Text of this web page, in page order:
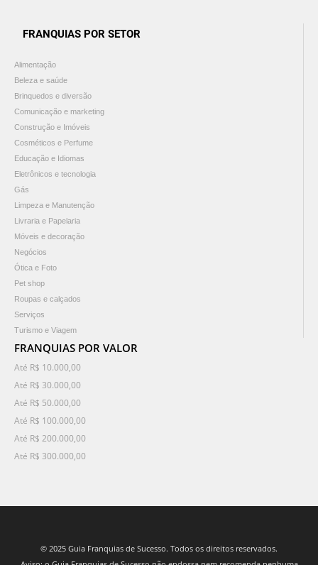
FRANQUIAS POR SETOR
Alimentação
Beleza e saúde
Brinquedos e diversão
Comunicação e marketing
Construção e Imóveis
Cosméticos e Perfume
Educação e Idiomas
Eletrônicos e tecnologia
Gás
Limpeza e Manutenção
Livraria e Papelaria
Móveis e decoração
Negócios
Ótica e Foto
Pet shop
Roupas e calçados
Serviços
Turismo e Viagem
FRANQUIAS POR VALOR
Até R$ 10.000,00
Até R$ 30.000,00
Até R$ 50.000,00
Até R$ 100.000,00
Até R$ 200.000,00
Até R$ 300.000,00
© 2025 Guia Franquias de Sucesso. Todos os direitos reservados.